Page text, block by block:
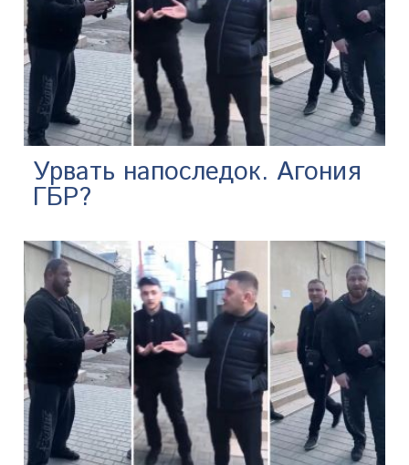
Урвать напоследок. Агония
ГБР?